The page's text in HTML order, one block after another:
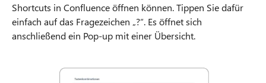
Shortcuts in Confluence öffnen können. Tippen Sie dafür
einfach auf das Fragezeichen „?“. Es öffnet sich
anschließend ein Pop-up mit einer Übersicht.